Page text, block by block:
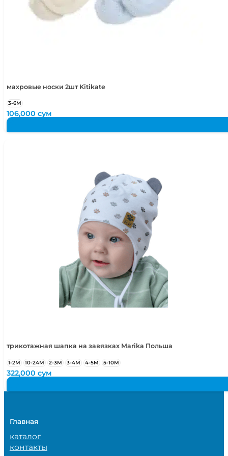
махровые носки 2шт Kitikate
3-6М
106,000сум
трикотажная шапка на завязках Marika Польша
1-2М 10-24М 2-3М 3-4М 4-5М 5-10М
322,000сум
Главная
каталог
контакты